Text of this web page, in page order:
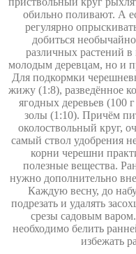
обильно поливают. А
регулярно
добиться
различных растений в
молодым деревцам, но и
Для подкормки
жижу (1:8), разведённое
ягодных деревьев (100
золы (1:10). Причём
околоствольный круг,
самый ствол удобрения
корни черешни
полезные вещества.
нужно дополнительно
Каждую весну, до
подрезать и удалять
срезы садовым
необходимо белить
избежать